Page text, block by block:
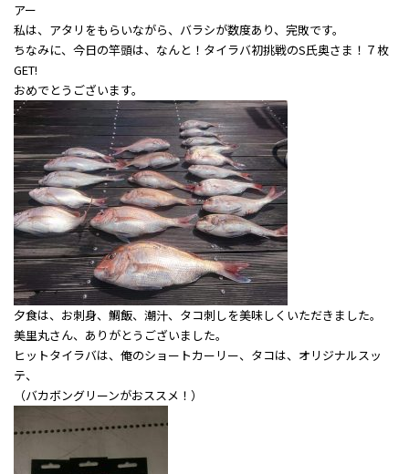
アー
私は、アタリをもらいながら、バラシが数度あり、完敗です。
ちなみに、今日の竿頭は、なんと！タイラバ初挑戦のS氏奥さま！７枚
GET!
おめでとうございます。
夕食は、お刺身、鯛飯、潮汁、タコ刺しを美味しくいただきました。
美里丸さん、ありがとうございました。
ヒットタイラバは、俺のショートカーリー、タコは、オリジナルスッ
テ、
（バカボングリーンがおススメ！）